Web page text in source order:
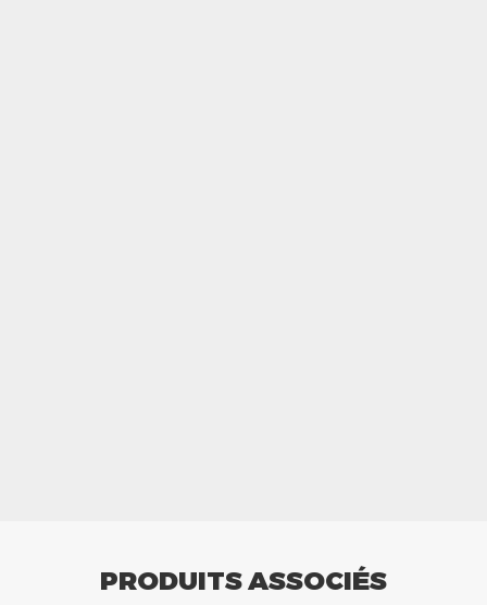
PRODUITS ASSOCIÉS